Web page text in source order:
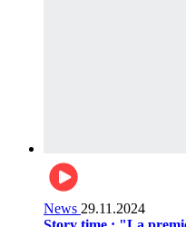
News 29.11.2024